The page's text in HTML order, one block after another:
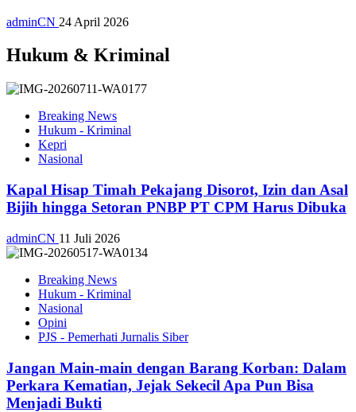
adminCN 24 April 2026
Hukum & Kriminal
Breaking News
Hukum - Kriminal
Kepri
Nasional
Kapal Hisap Timah Pekajang Disorot, Izin dan Asal
Bijih hingga Setoran PNBP PT CPM Harus Dibuka
adminCN 11 Juli 2026
Breaking News
Hukum - Kriminal
Nasional
Opini
PJS - Pemerhati Jurnalis Siber
Jangan Main-main dengan Barang Korban: Dalam
Perkara Kematian, Jejak Sekecil Apa Pun Bisa
Menjadi Bukti